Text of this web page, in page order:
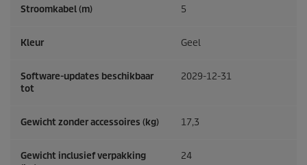
Stroomkabel (m) 5
Kleur Geel
Software-updates beschikbaar
tot
2029-12-31
Gewicht zonder accessoires (kg) 17,3
Gewicht inclusief verpakking
24